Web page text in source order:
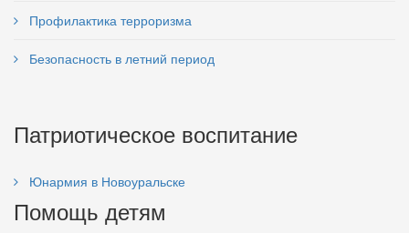
Профилактика терроризма
Безопасность в летний период
Патриотическое воспитание
Юнармия в Новоуральске
Помощь детям